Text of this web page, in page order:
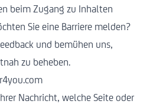
beim Zugang zu Inhalten
Sie eine Barriere melden?
und bemühen uns,
zu beheben.
Nachricht, welche Seite oder